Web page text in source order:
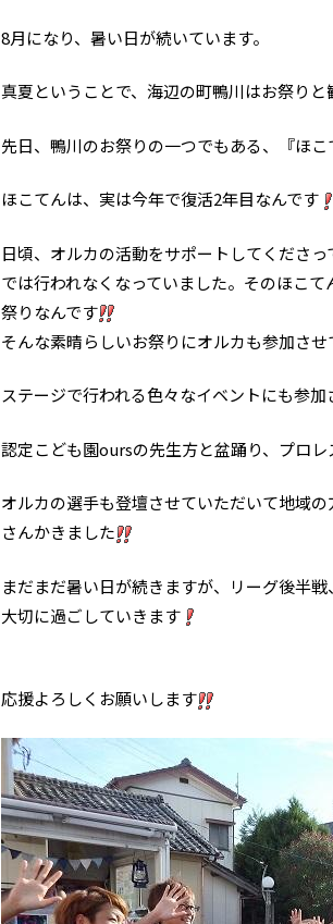
8月になり、暑い日が続いています。
真夏ということで、海辺の町鴨川はお祭り
先日、鴨川のお祭りの一つでもある、『ほ
ほこてんは、実は今年で復活2年目なんです
日頃、オルカの活動をサポートしてくださ
では行われなくなっていました。そのほこ
祭りなんです
そんな素晴らしいお祭りにオルカも参加さ
ステージで行われる色々なイベントにも参加
認定こども園oursの先生方と盆踊り、プロ
オルカの選手も登壇させていただいて地域
さんかきました
まだまだ暑い日が続きますが、リーグ後半
大切に過ごしていきます
応援よろしくお願いします